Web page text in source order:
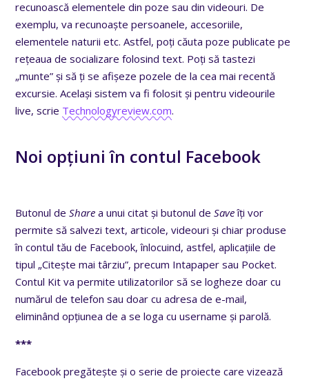
recunoască elementele din poze sau din videouri. De
exemplu, va recunoaște persoanele, accesoriile,
elementele naturii etc. Astfel, poți căuta poze publicate pe
rețeaua de socializare folosind text. Poți să tastezi
„munte” și să ți se afișeze pozele de la cea mai recentă
excursie. Același sistem va fi folosit și pentru videourile
live, scrie Technologyreview.com.
Noi opțiuni în contul Facebook
Butonul deShare a unui citat și butonul deSaveîți vor
permite să salvezi text, articole, videouri și chiar produse
în contul tău de Facebook, înlocuind, astfel, aplicațiile de
tipul „Citește mai târziu”, precum Intapaper sau Pocket.
Contul Kit va permite utilizatorilor să se logheze doar cu
numărul de telefon sau doar cu adresa de e-mail,
eliminând opțiunea de a se loga cu username și parolă.
***
Facebook pregătește și o serie de proiecte care vizează